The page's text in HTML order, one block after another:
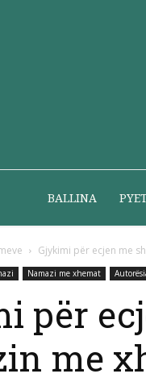
BALLINA
Gjykimi për ecjen me
Namazi me xhemat
për
me